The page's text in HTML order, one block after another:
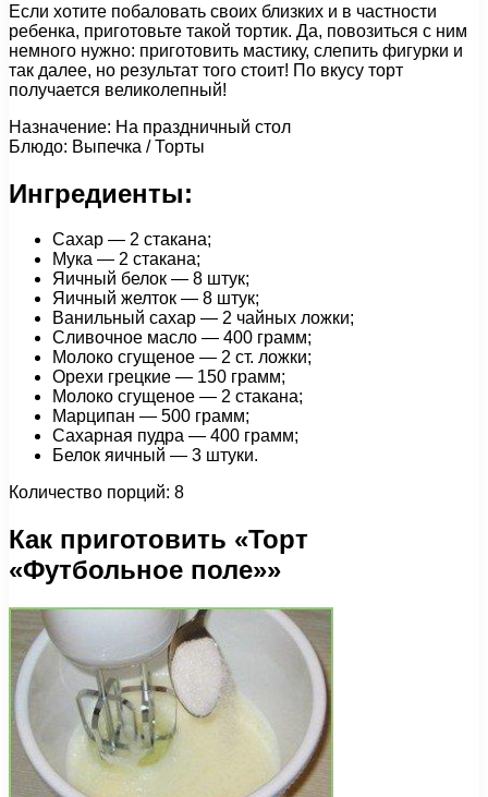
Если хотите побаловать своих близких и в частности
ребенка, приготовьте такой тортик. Да, повозиться с ним
немного нужно: приготовить мастику, слепить фигурки и
так далее, но результат того стоит! По вкусу торт
получается великолепный!
Назначение: На праздничный стол
Блюдо: Выпечка / Торты
Ингредиенты:
Сахар — 2 стакана;
Мука — 2 стакана;
Яичный белок — 8 штук;
Яичный желток — 8 штук;
Ванильный сахар — 2 чайных ложки;
Сливочное масло — 400 грамм;
Молоко сгущеное — 2 ст. ложки;
Орехи грецкие — 150 грамм;
Молоко сгущеное — 2 стакана;
Марципан — 500 грамм;
Сахарная пудра — 400 грамм;
Белок яичный — 3 штуки.
Количество порций: 8
Как приготовить «Торт
«Футбольное поле»»